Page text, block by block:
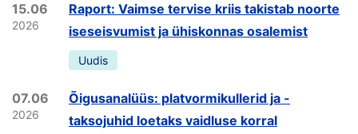
15.06
2026
Raport: Vaimse tervise kriis takistab noorte
iseseisvumist ja ühiskonnas osalemist
Uudis
07.06
2026
Õigusanalüüs: platvormikullerid ja -
taksojuhid loetaks vaidluse korral